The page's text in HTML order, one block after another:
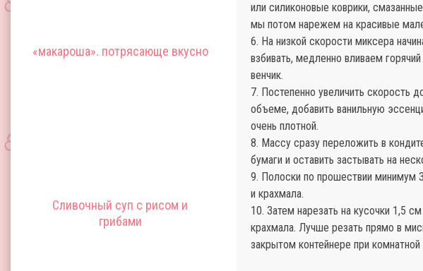
«макароша». потрясающе вкусно
Сливочный суп с рисом и
грибами
или силиконовые коврики,
мы потом нарежем на красивые
6. На низкой скорости миксера
взбивать, медленно вливаем
венчик.
7. Постепенно увеличить скорость
объеме, добавить ванильную
очень плотной.
8. Массу сразу переложить в
бумаги и оставить застывать на
9. Полоски по прошествии минимум
и крахмала.
10. Затем нарезать на кусочки 1,5
крахмала. Лучше резать прямо в
закрытом контейнере при